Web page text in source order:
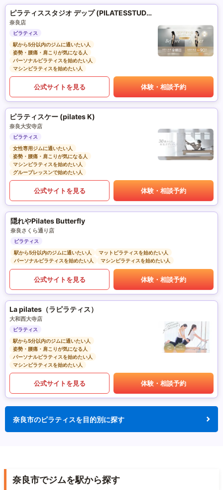
ピラティススタジオ デップ (PILATESSTUDIO DEP)
奈良店
ピラティス
駅から5分以内のジムに通いたい人
姿勢・腰痛・肩こりが気になる人
パーソナルピラティスを始めたい人
マシンピラティスを始めたい人
公式サイトを見る 体験・相談予約
ピラティスケー (pilates K)
奈良大安寺店
ピラティス
女性専用ジムに通いたい人
姿勢・腰痛・肩こりが気になる人
マシンピラティスを始めたい人
グループレッスンで始めたい人
公式サイトを見る 体験・相談予約
隠れやPilates Butterfly
奈良さくら通り店
ピラティス
駅から5分以内のジムに通いたい人
マットピラティスを始めたい人
パーソナルピラティスを始めたい人
マシンピラティスを始めたい人
公式サイトを見る 体験・相談予約
La pilates（ラピラティス）
大和西大寺店
ピラティス
駅から5分以内のジムに通いたい人
姿勢・腰痛・肩こりが気になる人
パーソナルピラティスを始めたい人
マシンピラティスを始めたい人
公式サイトを見る 体験・相談予約
奈良市のピラティスを目的別に探す
奈良市でジムを駅から探す